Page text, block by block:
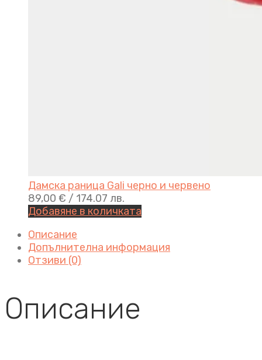
Дамска раница Gali черно и червено
89,00 € / 174.07 лв.
Добавяне в количката
Описание
Допълнителна информация
Отзиви (0)
Описание